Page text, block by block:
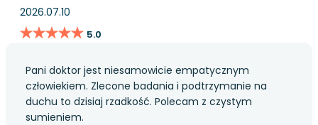
2026.07.10
★★★★★
★★★★★ 5.0
Pani doktor jest niesamowicie empatycznym
człowiekiem. Zlecone badania i podtrzymanie na
duchu to dzisiaj rzadkość. Polecam z czystym
sumieniem.